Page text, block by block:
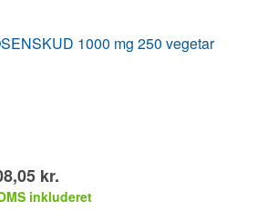
1000 mg 250 vegetar
kr.
inkluderet